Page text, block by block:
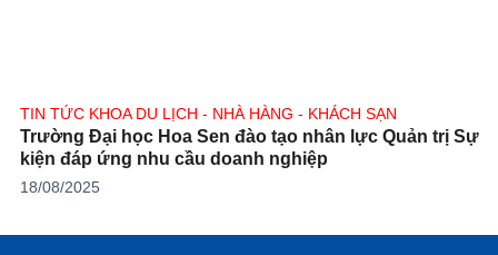
TIN TỨC KHOA DU LỊCH - NHÀ HÀNG - KHÁCH SẠN
Trường Đại học Hoa Sen đào tạo nhân lực Quản trị Sự
kiện đáp ứng nhu cầu doanh nghiệp
18/08/2025